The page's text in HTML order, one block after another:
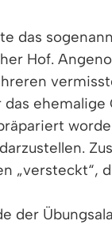
das
Hof.
„versteckt“,
der